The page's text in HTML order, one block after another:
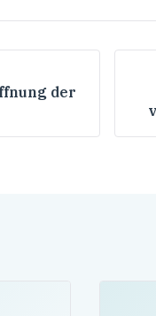
der